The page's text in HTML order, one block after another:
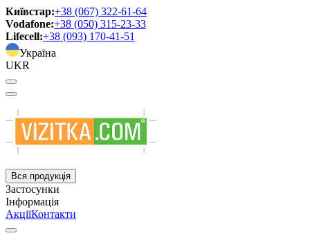
Київстар:+38 (067) 322-61-64
Vodafone:+38 (050) 315-23-33
Lifecell:+38 (093) 170-41-51
Україна
UKR
Вся продукція
Застосунки
Інформація
АкціїКонтакти